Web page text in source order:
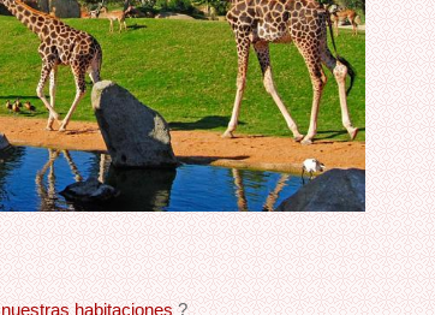
nuestras habitaciones?